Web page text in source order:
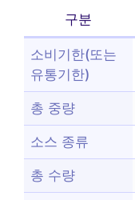
구분
소비기한(또는
유통기한)
총 중량
소스 종류
총 수량